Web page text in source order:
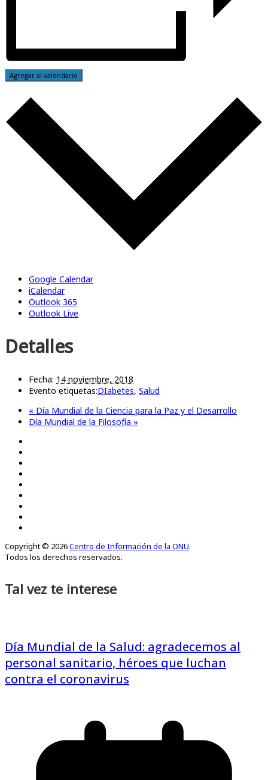
Agregar al calendario
Google Calendar
iCalendar
Outlook 365
Outlook Live
Detalles
Fecha: 14 noviembre, 2018
Evento etiquetas:DIabetes, Salud
« Día Mundial de la Ciencia para la Paz y el Desarrollo
Día Mundial de la Filosofía »
Copyright © 2026Centro de Información de la ONU.
Todos los derechos reservados.
Tal vez te interese
Día Mundial de la Salud: agradecemos al
personal sanitario, héroes que luchan
contra el coronavirus